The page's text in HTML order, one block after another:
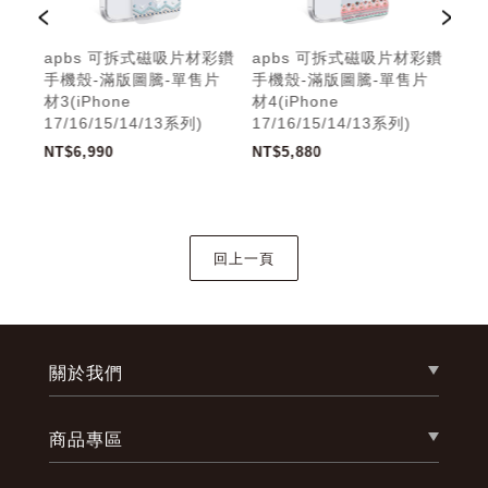
apbs 可拆式磁吸片材彩鑽
手機殼-滿版圖騰-單售片
材3(iPhone
17/16/15/14/13系列)
NT$6,990
apbs 可拆式磁吸片材彩鑽
手機殼-滿版圖騰-單售片
材4(iPhone
17/16/15/14/13系列)
NT$5,880
關於我們
商品專區